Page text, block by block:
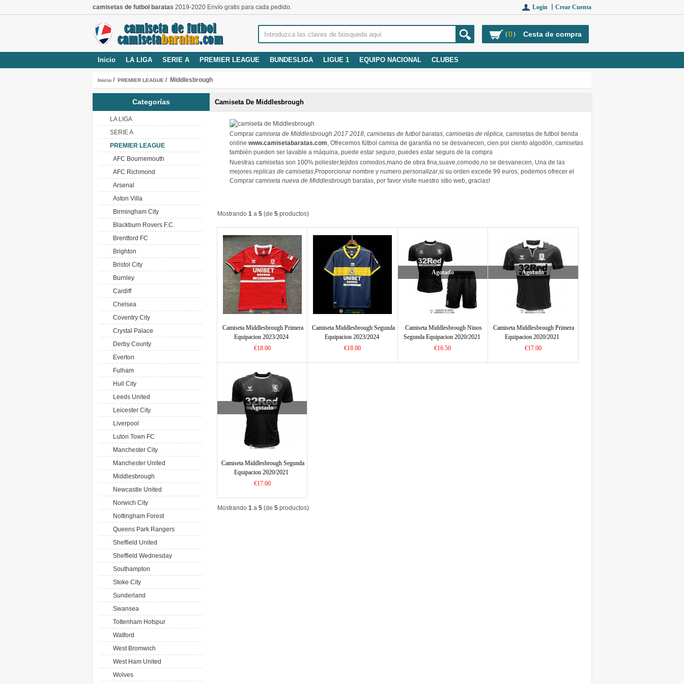
camisetas de futbol baratas 2019-2020 Envío gratis para cada pedido. Login 丨 Crear Cuenta
(0) Cesta de compra
Inicio LA LIGA SERIE A PREMIER LEAGUE BUNDESLIGA LIGUE 1 EQUIPO NACIONAL CLUBES
Inicio / PREMIER LEAGUE / Middlesbrough
Categorías
LA LIGA
SERIE A
PREMIER LEAGUE
AFC Bournemouth
AFC Richmond
Arsenal
Aston Villa
Birmingham City
Blackburn Rovers F.C.
Brentford FC
Brighton
Bristol City
Burnley
Cardiff
Chelsea
Coventry City
Crystal Palace
Derby County
Everton
Fulham
Hull City
Leeds United
Leicester City
Liverpool
Luton Town FC
Manchester City
Manchester United
Middlesbrough
Newcastle United
Norwich City
Nottingham Forest
Queens Park Rangers
Sheffield United
Sheffield Wednesday
Southampton
Stoke City
Sunderland
Swansea
Tottenham Hotspur
Watford
West Bromwich
West Ham United
Wolves
Camiseta De Middlesbrough
Comprar camiseta de Middlesbrough 2017 2018, camisetas de futbol baratas, camisetas de réplica, camisetas de futbol tienda
online www.camisetabaratas.com, Ofrecemos fútbol camisa de garantía no se desvanecen, cien por ciento algodón, camisetas
también pueden ser lavable a máquina, puede estar seguro, puedes estar seguro de la compra
Nuestras camisetas son 100% poliester,tejidos comodos,mano de obra fina,suave,comodo,no se desvanecen, Una de las
mejores replicas de camisetas,Proporcionar nombre y numero personalizar,si su orden excede 99 euros, podemos ofrecer el
Comprar camiseta nueva de Middlesbrough baratas, por favor visite nuestro sitio web, gracias!
Mostrando 1 a 5 (de 5 productos)
Camiseta Middlesbrough Primera
Equipacion 2023/2024
€18.00
Camiseta Middlesbrough Segunda
Equipacion 2023/2024
€18.00
Agotado
Camiseta Middlesbrough Ninos
Segunda Equipacion 2020/2021
€16.50
Agotado
Camiseta Middlesbrough Primera
Equipacion 2020/2021
€17.00
Agotado
Camiseta Middlesbrough Segunda
Equipacion 2020/2021
€17.00
Mostrando 1 a 5 (de 5 productos)